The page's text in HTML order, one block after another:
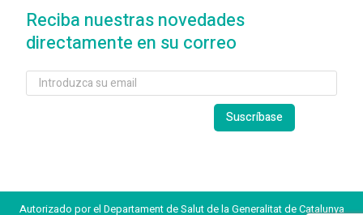
Reciba nuestras novedades
directamente en su correo
Autorizado por el Departament de Salut de la Generalitat de Catalunya